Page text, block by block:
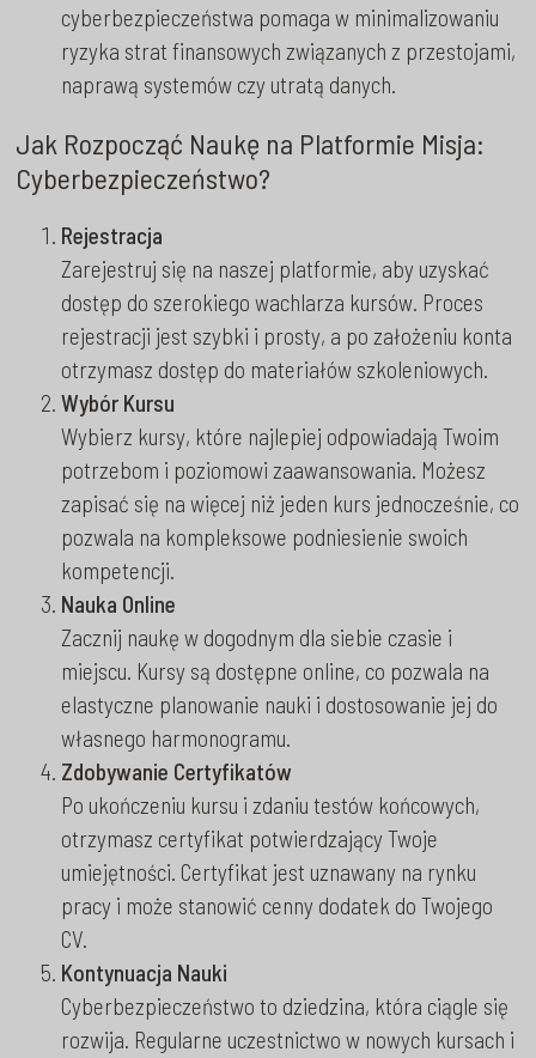
cyberbezpieczeństwa pomaga w minimalizowaniu
ryzyka strat finansowych związanych z przestojami,
naprawą systemów czy utratą danych.
Jak Rozpocząć Naukę na Platformie Misja:
Cyberbezpieczeństwo?
Rejestracja
Zarejestruj się na naszej platformie, aby uzyskać
dostęp do szerokiego wachlarza kursów. Proces
rejestracji jest szybki i prosty, a po założeniu konta
otrzymasz dostęp do materiałów szkoleniowych.
Wybór Kursu
Wybierz kursy, które najlepiej odpowiadają Twoim
potrzebom i poziomowi zaawansowania. Możesz
zapisać się na więcej niż jeden kurs jednocześnie, co
pozwala na kompleksowe podniesienie swoich
kompetencji.
Nauka Online
Zacznij naukę w dogodnym dla siebie czasie i
miejscu. Kursy są dostępne online, co pozwala na
elastyczne planowanie nauki i dostosowanie jej do
własnego harmonogramu.
Zdobywanie Certyfikatów
Po ukończeniu kursu i zdaniu testów końcowych,
otrzymasz certyfikat potwierdzający Twoje
umiejętności. Certyfikat jest uznawany na rynku
pracy i może stanowić cenny dodatek do Twojego
CV.
Kontynuacja Nauki
Cyberbezpieczeństwo to dziedzina, która ciągle się
rozwija. Regularne uczestnictwo w nowych kursach i